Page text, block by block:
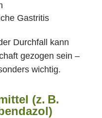
Gastritis
Durchfall kann
gezogen sein –
wichtig.
(z. B.